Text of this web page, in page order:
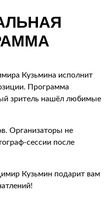
Кузьмина исполнит
Программа
зритель нашёл любимые
Организаторы не
сессии после
Кузьмин подарит вам